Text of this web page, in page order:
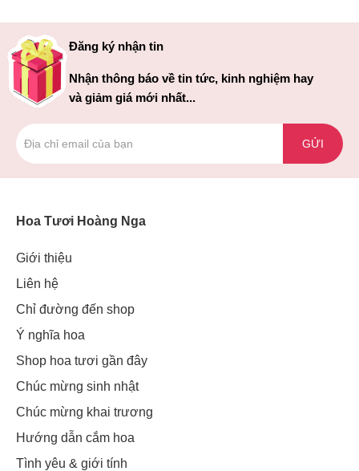
Đăng ký nhận tin
Nhận thông báo về tin tức, kinh nghiệm hay
và giảm giá mới nhất...
GỬI
Hoa Tươi Hoàng Nga
Giới thiệu
Liên hệ
Chỉ đường đến shop
Ý nghĩa hoa
Shop hoa tươi gần đây
Chúc mừng sinh nhật
Chúc mừng khai trương
Hướng dẫn cắm hoa
Tình yêu & giới tính